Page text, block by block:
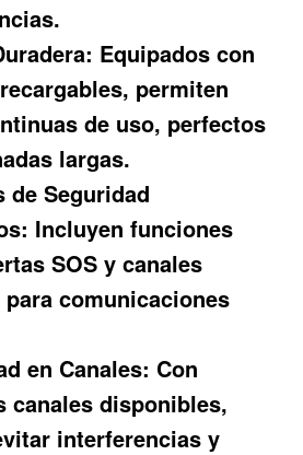
Equipados con
permiten
de uso, perfectos
largas.
de Seguridad
Incluyen funciones
SOS y canales
comunicaciones
en Canales: Con
canales disponibles,
interferencias y